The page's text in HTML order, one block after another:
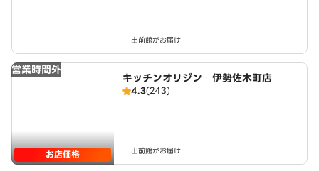
出前館がお届け
営業時間外
お店価格
キッチンオリジン 伊勢佐木町店
4.3(243)
出前館がお届け